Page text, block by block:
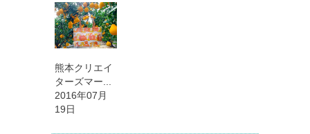
熊本クリエイ
ターズマー...
2016年07月
19日